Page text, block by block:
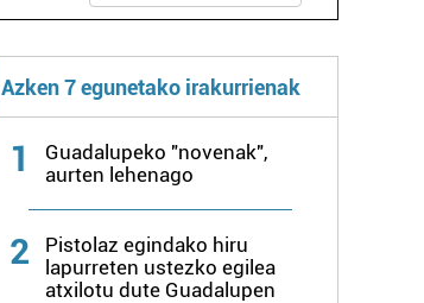
Azken 7 egunetako irakurrienak
1
Guadalupeko "novenak",
aurten lehenago
2
Pistolaz egindako hiru
lapurreten ustezko egilea
atxilotu dute Guadalupen